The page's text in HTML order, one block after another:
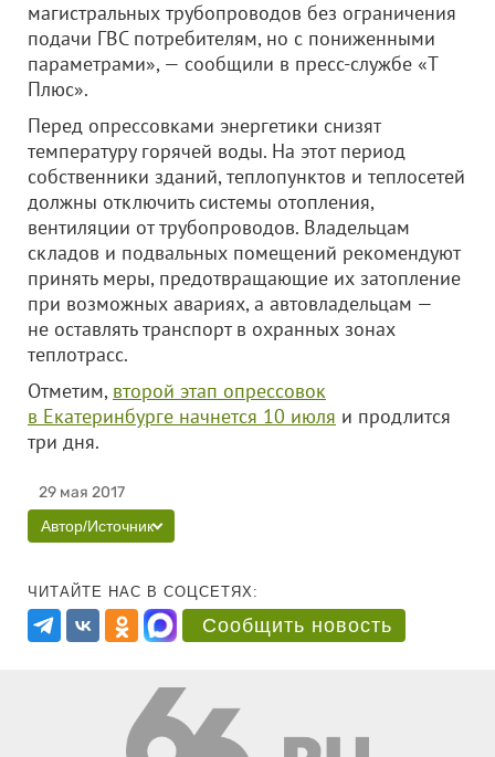
магистральных трубопроводов без ограничения
подачи ГВС потребителям, но с пониженными
параметрами», — сообщили в пресс-службе «Т
Плюс».
Перед опрессовками энергетики снизят
температуру горячей воды. На этот период
собственники зданий, теплопунктов и теплосетей
должны отключить системы отопления,
вентиляции от трубопроводов. Владельцам
складов и подвальных помещений рекомендуют
принять меры, предотвращающие их затопление
при возможных авариях, а автовладельцам —
не оставлять транспорт в охранных зонах
теплотрасс.
Отметим, второй этап опрессовок
в Екатеринбурге начнется 10 июля и продлится
три дня.
29 мая 2017
Автор/Источник
ЧИТАЙТЕ НАС В СОЦСЕТЯХ:
Сообщить новость